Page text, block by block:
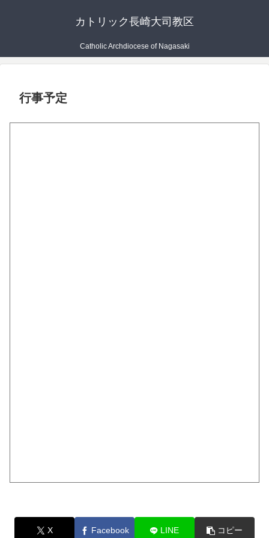
カトリック長崎大司教区
Catholic Archdiocese of Nagasaki
行事予定
X Facebook LINE コピー